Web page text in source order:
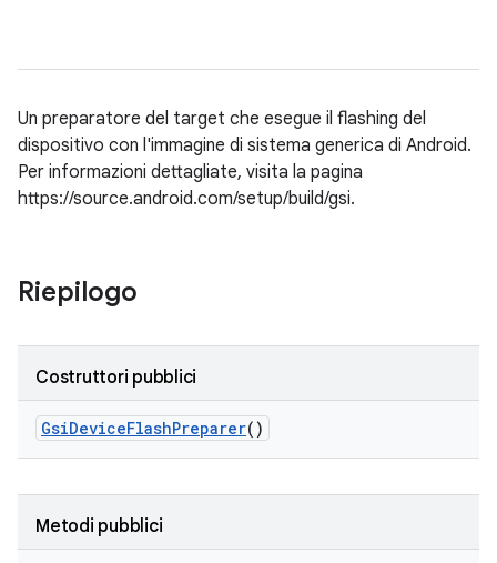
Un preparatore del target che esegue il flashing del
dispositivo con l'immagine di sistema generica di Android.
Per informazioni dettagliate, visita la pagina
https://source.android.com/setup/build/gsi.
Riepilogo
Costruttori pubblici
GsiDeviceFlashPreparer()
Metodi pubblici